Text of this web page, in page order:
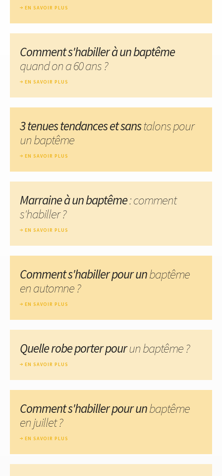
EN SAVOIR PLUS
Comment s'habiller à un baptême
quand on a 60 ans ?
EN SAVOIR PLUS
3 tenues tendances et sanstalons pour
un baptême
EN SAVOIR PLUS
Marraine à un baptême: comment
s'habiller ?
EN SAVOIR PLUS
Comment s'habiller pour unbaptême
en automne ?
EN SAVOIR PLUS
Quelle robe porter pourun baptême ?
EN SAVOIR PLUS
Comment s'habiller pour unbaptême
en juillet ?
EN SAVOIR PLUS